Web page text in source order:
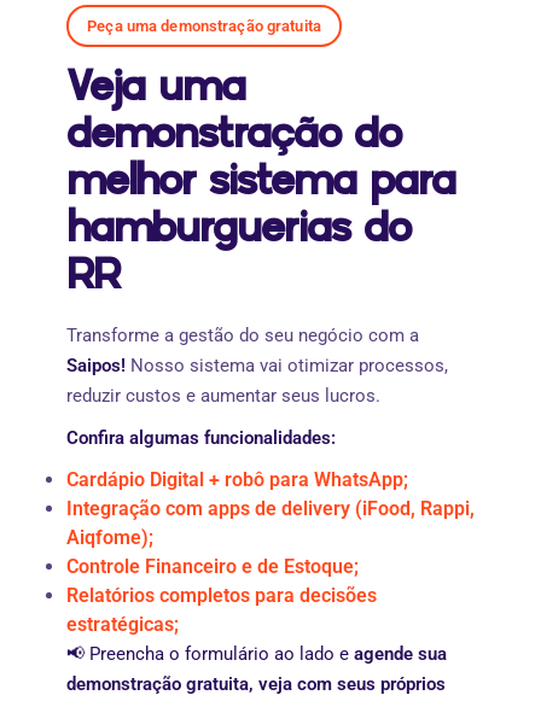
Peça uma demonstração gratuita
Veja uma
demonstração do
melhor sistema para
hamburguerias do
RR
Transforme a gestão do seu negócio com a
Saipos! Nosso sistema vai otimizar processos,
reduzir custos e aumentar seus lucros.
Confira algumas funcionalidades:
Cardápio Digital + robô para WhatsApp;
Integração com apps de delivery (iFood, Rappi,
Aiqfome);
Controle Financeiro e de Estoque;
Relatórios completos para decisões
estratégicas;
📢 Preencha o formulário ao lado e agende sua
demonstração gratuita, veja com seus próprios